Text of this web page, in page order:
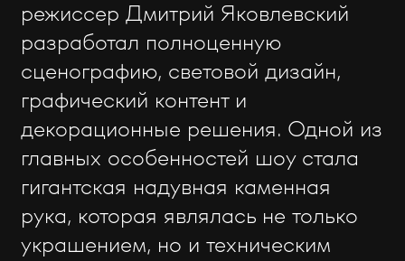
режиссер Дмитрий Яковлевский
разработал полноценную
сценографию, световой дизайн,
графический контент и
декорационные решения. Одной из
главных особенностей шоу стала
гигантская надувная каменная
рука, которая являлась не только
украшением, но и техническим